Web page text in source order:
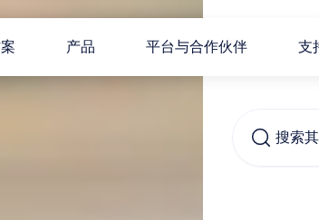
产品 平台与合作伙伴 支
搜索